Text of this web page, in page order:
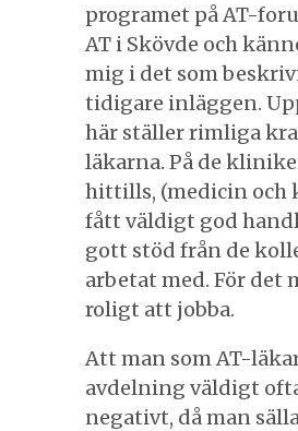
programet på AT-
AT i Skövde och
mig i det som
tidigare inläggen.
här ställer rimliga
läkarna. På de
hittills, (medicin och
fått väldigt god
gott stöd från de
arbetat med. För det
roligt att jobba.
Att man som AT-
avdelning väldigt
negativt, då man